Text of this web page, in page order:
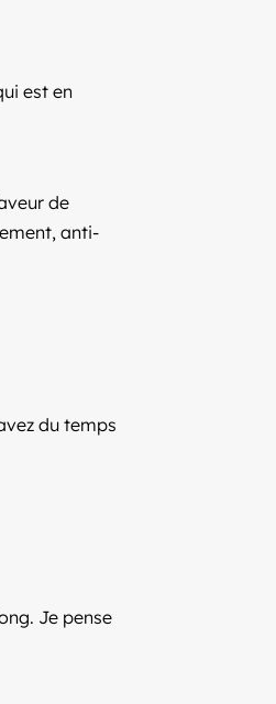
est en
de
anti-
du temps
Je pense